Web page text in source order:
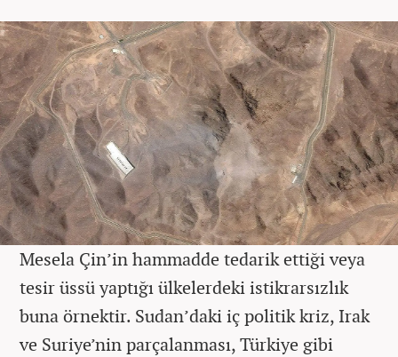
Mesela Çin’in hammadde tedarik ettiği veya
tesir üssü yaptığı ülkelerdeki istikrarsızlık
buna örnektir. Sudan’daki iç politik kriz, Irak
ve Suriye’nin parçalanması, Türkiye gibi